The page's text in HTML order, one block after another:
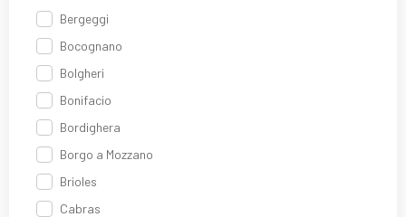
Bergeggi
Bocognano
Bolgheri
Bonifacio
Bordighera
Borgo a Mozzano
Brioles
Cabras